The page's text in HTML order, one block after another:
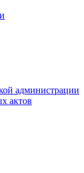
администрации
актов